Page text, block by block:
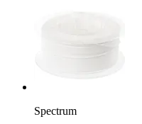
Spectrum